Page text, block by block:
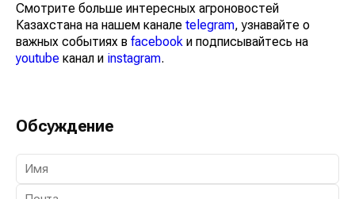
Смотрите больше интересных агроновостей
Казахстана на нашем канале telegram, узнавайте о
важных событиях в facebook и подписывайтесь на
youtube канал и instagram.
Обсуждение